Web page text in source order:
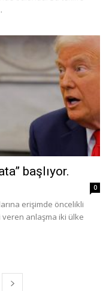
başlıyor.
0
erişimde öncelikli
anlaşma iki ülke